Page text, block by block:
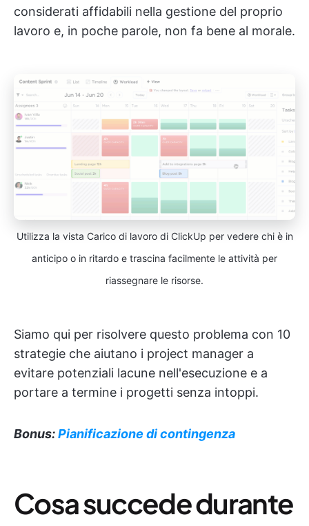
considerati affidabili nella gestione del proprio
lavoro e, in poche parole, non fa bene al morale.
Utilizza la vista Carico di lavoro di ClickUp per vedere chi è in
anticipo o in ritardo e trascina facilmente le attività per
riassegnare le risorse.
Siamo qui per risolvere questo problema con 10
strategie che aiutano i project manager a
evitare potenziali lacune nell'esecuzione e a
portare a termine i progetti senza intoppi.
Bonus:Pianificazione di contingenza
Cosa succede durante